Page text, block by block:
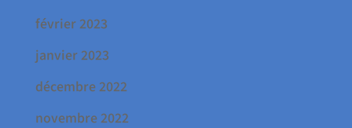
février 2023
janvier 2023
décembre 2022
novembre 2022